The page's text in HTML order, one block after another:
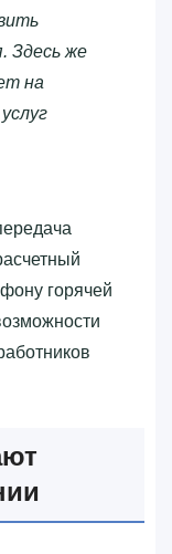
Здесь же
на
горячей